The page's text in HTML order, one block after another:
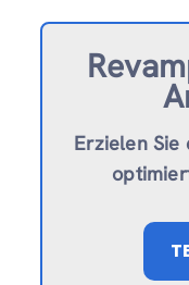
Erzielen Sie